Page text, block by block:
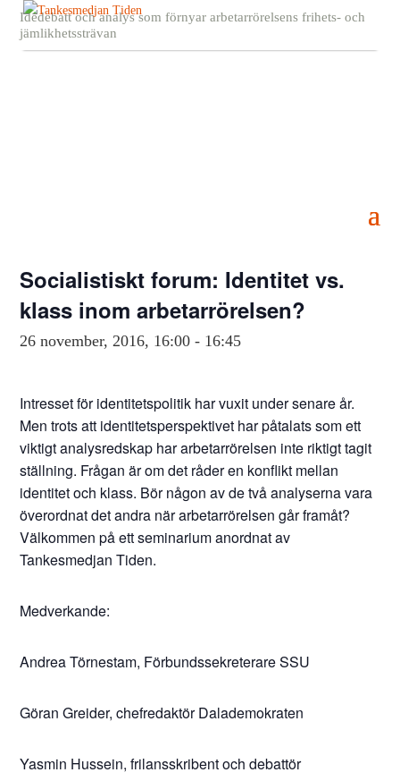
Idédebatt och analys som förnyar arbetarrörelsens frihets- och
jämlikhetssträvan
Socialistiskt forum: Identitet vs.
klass inom arbetarrörelsen?
26 november, 2016, 16:00 - 16:45
Intresset för identitetspolitik har vuxit under senare år.
Men trots att identitetsperspektivet har påtalats som ett
viktigt analysredskap har arbetarrörelsen inte riktigt tagit
ställning. Frågan är om det råder en konflikt mellan
identitet och klass. Bör någon av de två analyserna vara
överordnat det andra när arbetarrörelsen går framåt?
Välkommen på ett seminarium anordnat av
Tankesmedjan Tiden.
Medverkande:
Andrea Törnestam, Förbundssekreterare SSU
Göran Greider, chefredaktör Dalademokraten
Yasmin Hussein, frilansskribent och debattör